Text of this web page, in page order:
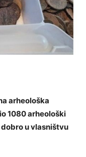
arheološka
1080 arheološki
u vlasništvu